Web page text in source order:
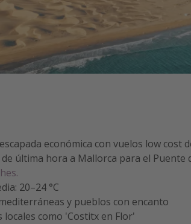
económica con vuelos low cost
última hora a Mallorca para el Puente
20–24 °C
y pueblos con encanto
locales como 'Costitx en Flor'